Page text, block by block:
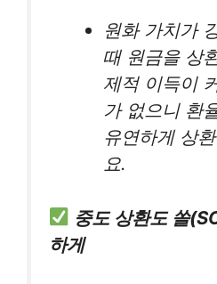
원화 가치가
때 원금을 상
제적 이득이
가 없으니 환
유연하게 상
요.
중도 상환도 쏠
하게